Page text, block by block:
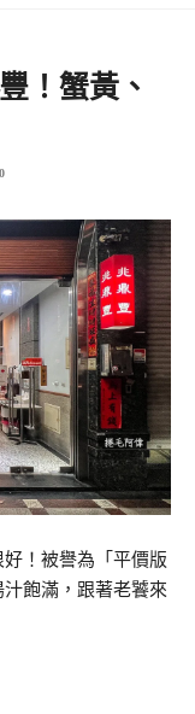
！蟹黃、
0
！被譽為「平價版
飽滿，跟著老饕來